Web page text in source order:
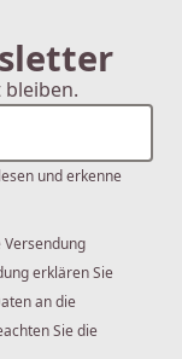
und erkenne
erklären Sie
an die
Sie die